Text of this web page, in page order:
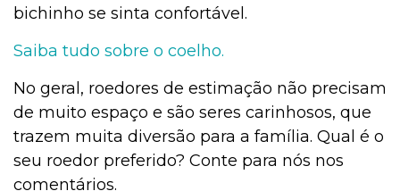
bichinho se sinta confortável.
Saiba tudo sobre o coelho.
No geral, roedores de estimação não precisam
de muito espaço e são seres carinhosos, que
trazem muita diversão para a família. Qual é o
seu roedor preferido? Conte para nós nos
comentários.